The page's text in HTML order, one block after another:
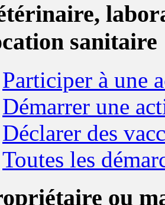
sanitaire
Participer à une
Démarrer une
Déclarer des
Toutes les
ou